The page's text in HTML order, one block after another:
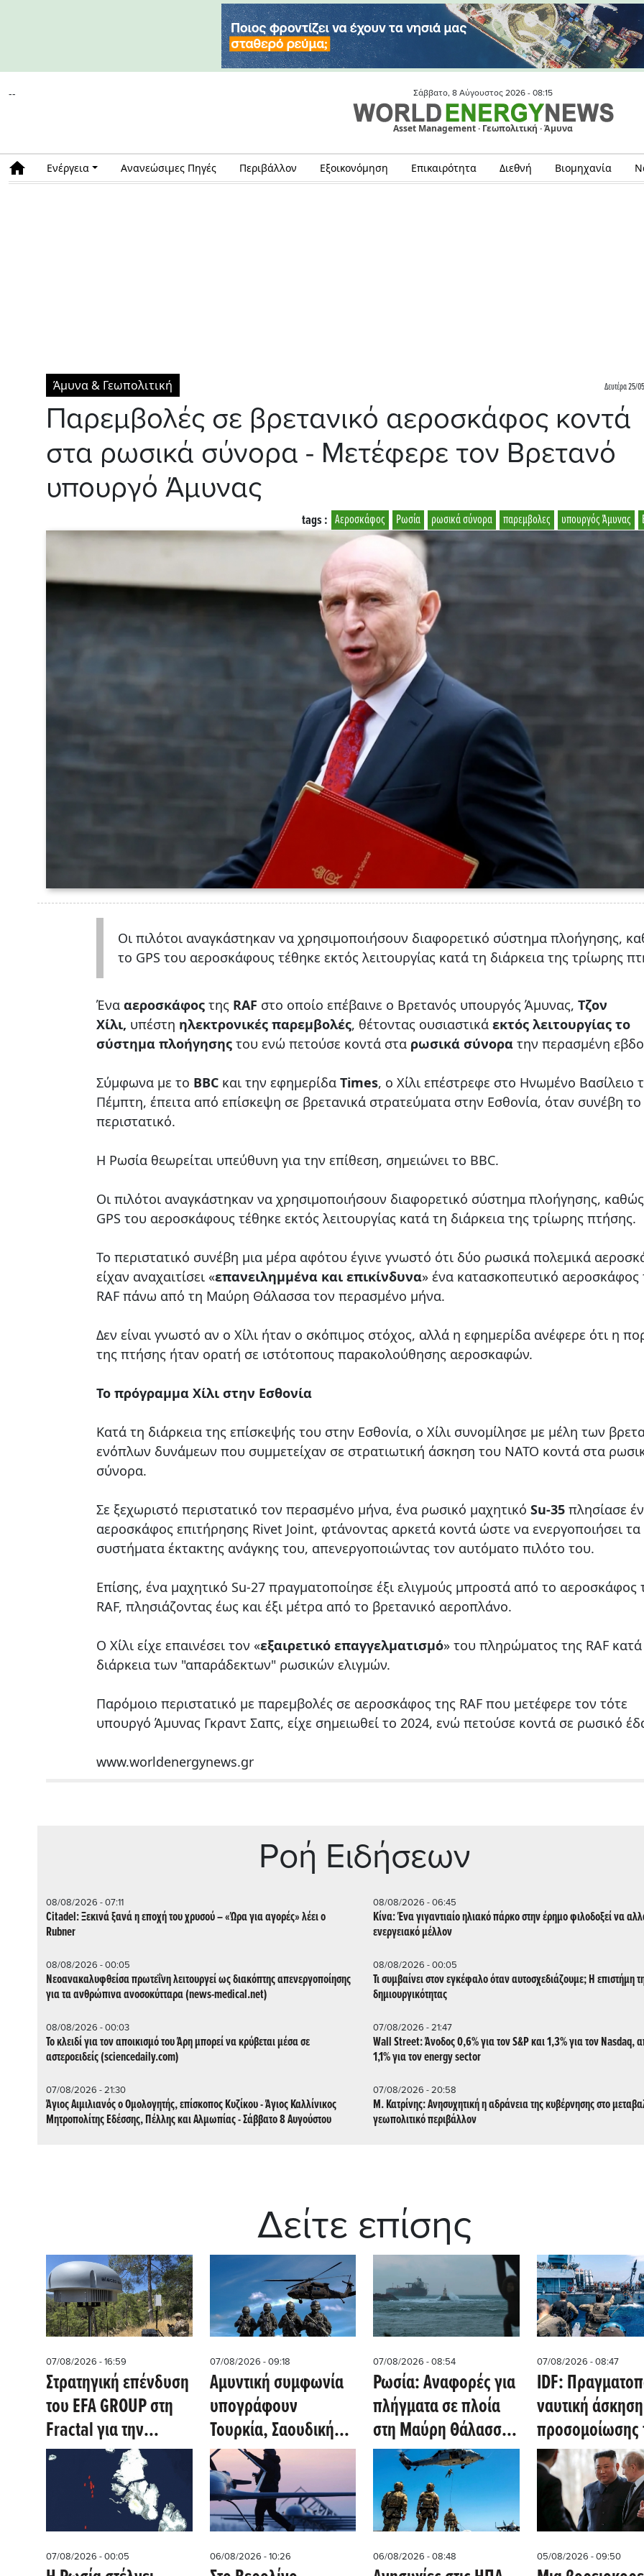
-- Σάββατο, 8 Αύγουστος 2026 - 08:15
Asset Management · Γεωπολιτική · Άμυνα
Ενέργεια Ανανεώσιμες Πηγές Περιβάλλον Εξοικονόμηση Επικαιρότητα Διεθνή Βιομηχανία
Άμυνα & Γεωπολιτική Δευτέρα 25/
Παρεμβολές σε βρετανικό αεροσκάφος κοντά
στα ρωσικά σύνορα - Μετέφερε τον Βρετανό
υπουργό Άμυνας
υπουργός Άμυνας
παρεμβολες
ρωσικά σύνορα
Ρωσία
Αεροσκάφος
tags :
Οι πιλότοι αναγκάστηκαν να χρησιμοποιήσουν διαφορετικό σύστημα πλοήγησης,
το GPS του αεροσκάφους τέθηκε εκτός λειτουργίας κατά τη διάρκεια της τρίωρης
Ένα αεροσκάφος της RAF στο οποίο επέβαινε ο Βρετανός υπουργός Άμυνας, Τζον
Χίλι, υπέστη ηλεκτρονικές παρεμβολές, θέτοντας ουσιαστικά εκτός λειτουργίας το
σύστημα πλοήγησης του ενώ πετούσε κοντά στα ρωσικά σύνορα την περασμένη
Σύμφωνα με το BBC και την εφημερίδα Times, ο Χίλι επέστρεφε στο Ηνωμένο Βασίλειο
Πέμπτη, έπειτα από επίσκεψη σε βρετανικά στρατεύματα στην Εσθονία, όταν συνέβη το
περιστατικό.
Η Ρωσία θεωρείται υπεύθυνη για την επίθεση, σημειώνει το BBC.
Οι πιλότοι αναγκάστηκαν να χρησιμοποιήσουν διαφορετικό σύστημα πλοήγησης,
GPS του αεροσκάφους τέθηκε εκτός λειτουργίας κατά τη διάρκεια της τρίωρης πτήσης.
Το περιστατικό συνέβη μια μέρα αφότου έγινε γνωστό ότι δύο ρωσικά πολεμικά
είχαν αναχαιτίσει «επανειλημμένα και επικίνδυνα» ένα κατασκοπευτικό αεροσκάφος
RAF πάνω από τη Μαύρη Θάλασσα τον περασμένο μήνα.
Δεν είναι γνωστό αν ο Χίλι ήταν ο σκόπιμος στόχος, αλλά η εφημερίδα ανέφερε ότι η
της πτήσης ήταν ορατή σε ιστότοπους παρακολούθησης αεροσκαφών.
Το πρόγραμμα Χίλι στην Εσθονία
Κατά τη διάρκεια της επίσκεψής του στην Εσθονία, ο Χίλι συνομίλησε με μέλη των
ενόπλων δυνάμεων που συμμετείχαν σε στρατιωτική άσκηση του ΝΑΤΟ κοντά στα
σύνορα.
Σε ξεχωριστό περιστατικό τον περασμένο μήνα, ένα ρωσικό μαχητικό Su-35 πλησίασε
αεροσκάφος επιτήρησης Rivet Joint, φτάνοντας αρκετά κοντά ώστε να ενεργοποιήσει τα
συστήματα έκτακτης ανάγκης του, απενεργοποιώντας τον αυτόματο πιλότο του.
Επίσης, ένα μαχητικό Su-27 πραγματοποίησε έξι ελιγμούς μπροστά από το αεροσκάφος
RAF, πλησιάζοντας έως και έξι μέτρα από το βρετανικό αεροπλάνο.
Ο Χίλι είχε επαινέσει τον «εξαιρετικό επαγγελματισμό» του πληρώματος της RAF
διάρκεια των "απαράδεκτων" ρωσικών ελιγμών.
Παρόμοιο περιστατικό με παρεμβολές σε αεροσκάφος της RAF που μετέφερε τον τότε
υπουργό Άμυνας Γκραντ Σαπς, είχε σημειωθεί το 2024, ενώ πετούσε κοντά σε ρωσικό
www.worldenergynews.gr
Ρoή Ειδήσεων
08/08/2026 - 07:11
Citadel: Ξεκινά ξανά η εποχή του χρυσού – «Ώρα για αγορές» λέει ο
Rubner
08/08/2026 - 06:45
Κίνα: Ένα γιγαντιαίο ηλιακό πάρκο στην έρημο φιλοδοξεί να
ενεργειακό μέλλον
08/08/2026 - 00:05
Νεοανακαλυφθείσα πρωτεΐνη λειτουργεί ως διακόπτης απενεργοποίησης
για τα ανθρώπινα ανοσοκύτταρα (news-medical.net)
08/08/2026 - 00:05
Τι συμβαίνει στον εγκέφαλο όταν αυτοσχεδιάζουμε; Η επιστήμη
δημιουργικότητας
08/08/2026 - 00:03
Το κλειδί για τον αποικισμό του Άρη μπορεί να κρύβεται μέσα σε
αστεροειδείς (sciencedaily.com)
07/08/2026 - 21:47
Wall Street: Άνοδος 0,6% για τον S&P και 1,3% για τον Nasdaq,
1,1% για τον energy sector
07/08/2026 - 21:30
Άγιος Αιμιλιανός ο Ομολογητής, επίσκοπος Κυζίκου - Άγιος Καλλίνικος
Μητροπολίτης Εδέσσης, Πέλλης και Αλμωπίας - Σάββατο 8 Αυγούστου
07/08/2026 - 20:58
Μ. Κατρίνης: Ανησυχητική η αδράνεια της κυβέρνησης στο
γεωπολιτικό περιβάλλον
Δείτε επίσης
07/08/2026 - 16:59
Στρατηγική επένδυση
του EFA GROUP στη
Fractal για την
ανάπτυξη
προηγμένων
αμυντικών
τεχνολογιών σε
Ελλάδα και Κύπρο
07/08/2026 - 09:18
Αμυντική συμφωνία
υπογράφουν
Τουρκία, Σαουδική
Αραβία, Πακιστάν
07/08/2026 - 08:54
Ρωσία: Αναφορές για
πλήγματα σε πλοία
στη Μαύρη Θάλασσα
με στρατιωτικά
φορτία για την
Ουκρανία
07/08/2026 - 08:47
IDF:
ναυτική άσκηση
προσομοίωσης
Ερυθράς
στην Μεσόγειο
07/08/2026 - 00:05 06/08/2026 - 10:26 06/08/2026 - 08:48 05/08/2026 - 09:50